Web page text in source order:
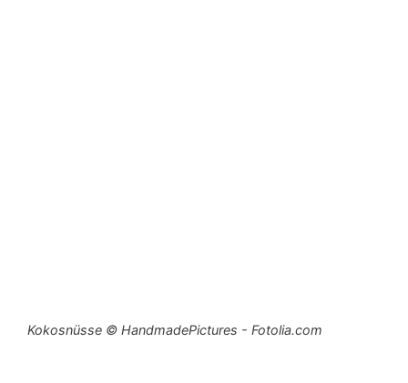
Kokosnüsse © HandmadePictures - Fotolia.com